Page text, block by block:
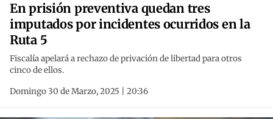
En prisión preventiva quedan tres
imputados por incidentes ocurridos en la
Ruta 5
Fiscalía apelará a rechazo de privación de libertad para otros
cinco de ellos.
Domingo 30 de Marzo, 2025 | 20:36